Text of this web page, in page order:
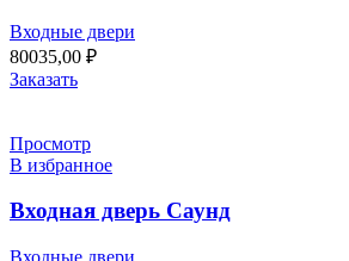
Входные двери
80035,00 ₽
Заказать
Просмотр
В избранное
Входная дверь Саунд